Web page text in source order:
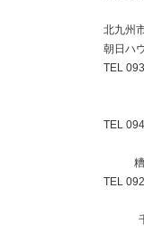
北九州
朝日ハ
TEL
TEL
TEL